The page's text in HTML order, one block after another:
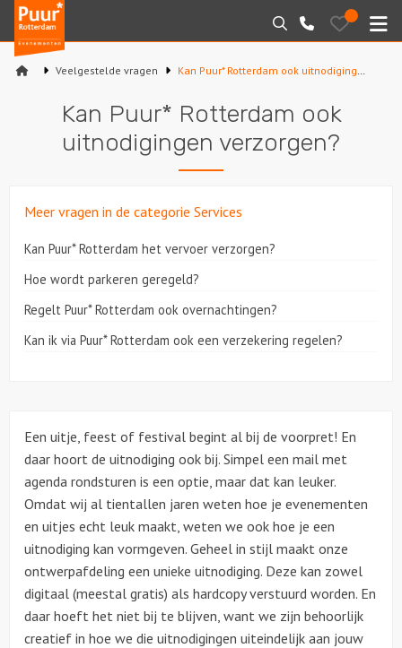
Puur*
Rotterdam
bedrijfsuitjes
Zoeken
010-
7271205
Bewaarde
uitjes
Varen
Sport en spel
Rondleidingen
Over ons
Contact
Veelgestelde vragen Kan Puur* Rotterdam ook uitnodigingen verzorgen?
Kan Puur* Rotterdam ook
uitnodigingen verzorgen?
Meer vragen in de categorie Services
Kan Puur* Rotterdam het vervoer verzorgen?
Hoe wordt parkeren geregeld?
Regelt Puur* Rotterdam ook overnachtingen?
Kan ik via Puur* Rotterdam ook een verzekering regelen?
Een uitje, feest of festival begint al bij de voorpret! En
daar hoort de uitnodiging ook bij. Simpel een mail met
agenda rondsturen is een optie, maar dat kan leuker.
Omdat wij al tientallen jaren weten hoe je evenementen
en uitjes echt leuk maakt, weten we ook hoe je een
uitnodiging kan vormgeven. Geheel in stijl maakt onze
ontwerpafdeling een unieke uitnodiging. Deze kan zowel
digitaal (meestal gratis) als hardcopy verstuurd worden. En
daar hoeft het niet bij te blijven, want we zijn behoorlijk
creatief in hoe we die uitnodigingen uiteindelijk aan jouw